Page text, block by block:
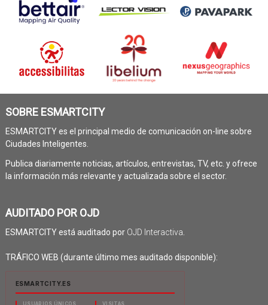
SOBRE ESMARTCITY
ESMARTCITY es el principal medio de comunicación on-line sobre
Ciudades Inteligentes.
Publica diariamente noticias, artículos, entrevistas, TV, etc. y ofrece
la información más relevante y actualizada sobre el sector.
AUDITADO POR OJD
ESMARTCITY está auditado por OJD Interactiva.
TRÁFICO WEB (durante último mes auditado disponible):